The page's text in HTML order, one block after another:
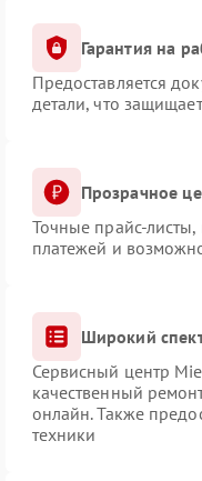
Гарантия на
Предоставляется
детали, что
Прозрачное
Точные прайс-листы,
платежей и
Широкий
Сервисный центр
качественный
онлайн. Также
техники